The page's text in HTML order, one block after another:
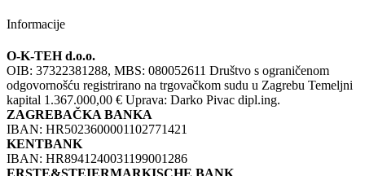
Informacije
O-K-TEH d.o.o.
OIB: 37322381288, MBS: 080052611 Društvo s ograničenom
odgovornošću registrirano na trgovačkom sudu u Zagrebu Temeljni
kapital 1.367.000,00 € Uprava: Darko Pivac dipl.ing.
ZAGREBAČKA BANKA
IBAN: HR5023600001102771421
KENTBANK
IBAN: HR8941240031199001286
ERSTE&STEIERMARKISCHE BANK